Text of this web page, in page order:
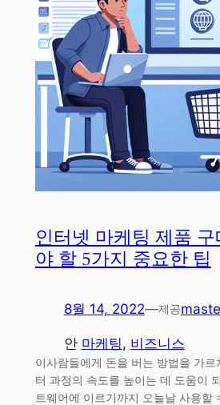
인터넷 마케팅 제품
야 할 5가지 중요한 팁
8월 14, 2022—제공
안 마케팅, 비즈니스
이사람들에게 돈을 버는 방법을 가
터 과정의 속도를 높이는 데 도움이
트웨어에 이르기까지 오늘날 사용할